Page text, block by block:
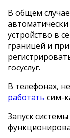
В общем случае
устройство в
границей и
госуслуг.
В телефонах,
работать сим-
Запуск